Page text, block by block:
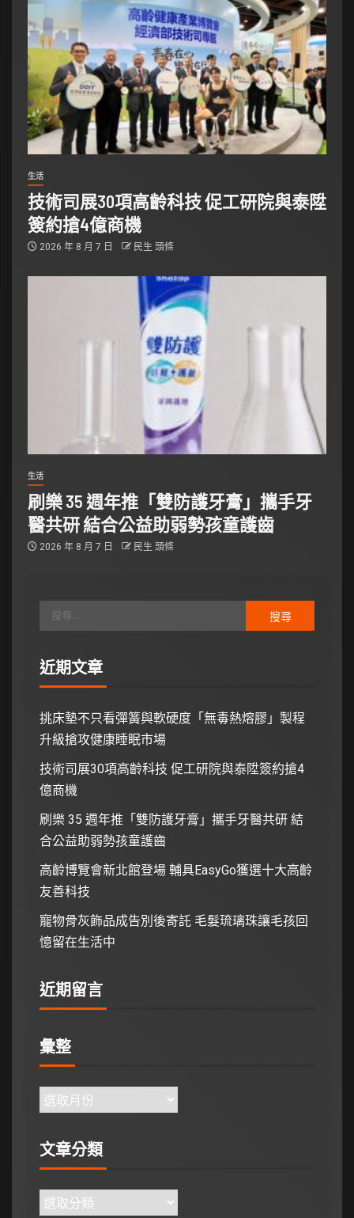
生活
技術司展30項高齡科技 促工研院與泰陞
簽約搶4億商機
2026 年 8 月 7 日 民生 頭條
生活
刷樂 35 週年推「雙防護牙膏」攜手牙
醫共研 結合公益助弱勢孩童護齒
2026 年 8 月 7 日 民生 頭條
近期文章
挑床墊不只看彈簧與軟硬度「無毒熱熔膠」製程
升級搶攻健康睡眠市場
技術司展30項高齡科技 促工研院與泰陞簽約搶4
億商機
刷樂 35 週年推「雙防護牙膏」攜手牙醫共研 結
合公益助弱勢孩童護齒
高齡博覽會新北館登場 輔具EasyGo獲選十大高齡
友善科技
寵物骨灰飾品成告別後寄託 毛髮琉璃珠讓毛孩回
憶留在生活中
近期留言
彙整
文章分類